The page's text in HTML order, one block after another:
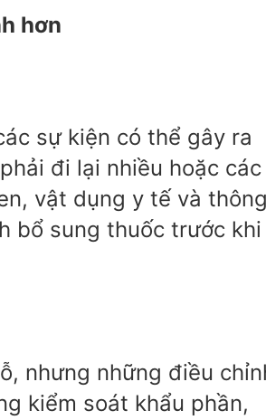
hơn
sự kiện có thể gây ra
đi lại nhiều hoặc các
vật dụng y tế và
bổ sung thuốc trước khi
nhưng những điều
kiểm soát khẩu phần,